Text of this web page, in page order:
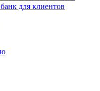
для клиентов